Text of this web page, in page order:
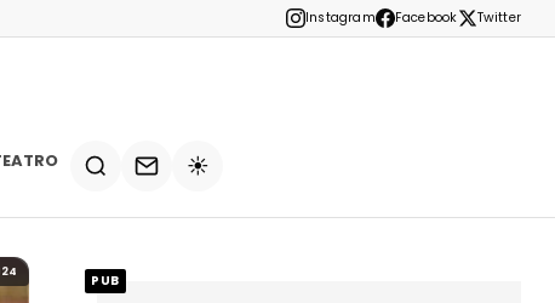
Instagram Facebook Twitter
☀️
PUB